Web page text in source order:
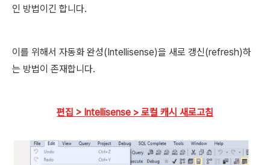
인 방법이긴 합니다.
이를 위해서 자동화 완성(Intellisense)을 새로 갱신(refresh)하
는 방법이 존재합니다.
편집 > Intellisense > 로컬 캐시 새로고침